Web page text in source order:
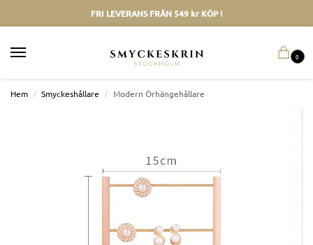
FRI LEVERANS FRÅN 549 kr KÖP !
0
Hem / Smyckeshållare / Modern Örhängehållare